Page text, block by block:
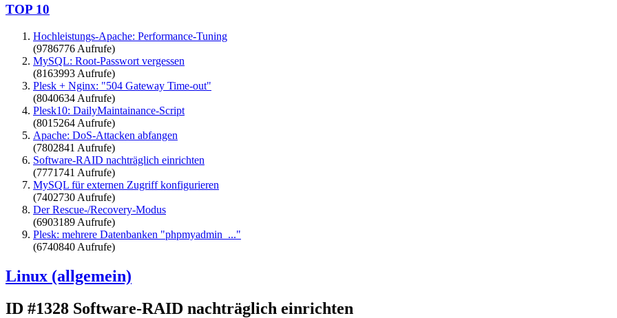
TOP 10
Hochleistungs-Apache: Performance-Tuning
(9786776 Aufrufe)
MySQL: Root-Passwort vergessen
(8163993 Aufrufe)
Plesk + Nginx: "504 Gateway Time-out"
(8040634 Aufrufe)
Plesk10: DailyMaintainance-Script
(8015264 Aufrufe)
Apache: DoS-Attacken abfangen
(7802841 Aufrufe)
Software-RAID nachträglich einrichten
(7771741 Aufrufe)
MySQL für externen Zugriff konfigurieren
(7402730 Aufrufe)
Der Rescue-/Recovery-Modus
(6903189 Aufrufe)
Plesk: mehrere Datenbanken "phpmyadmin_..."
(6740840 Aufrufe)
Linux (allgemein)
ID #1328 Software-RAID nachträglich einrichten